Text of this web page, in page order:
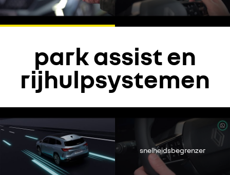
park assist en
rijhulpsystemen
Accepteer de social media cookies om de video's te bekijken.
Alles weigeren
Ik ga akkoord
snelheidsbegrenzer